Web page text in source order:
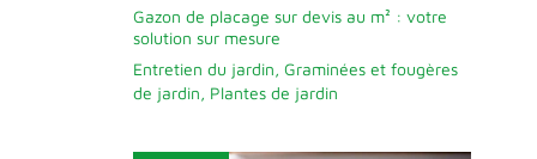
Gazon de placage sur devis au m² : votre
solution sur mesure
Entretien du jardin, Graminées et fougères
de jardin, Plantes de jardin